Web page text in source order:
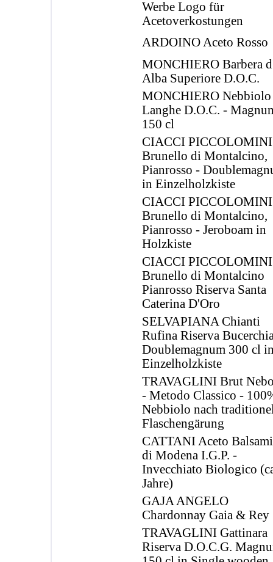
Werbe Logo für
Acetoverkostungen
ARDOINO Aceto Rosso
MONCHIERO Barbera
Alba Superiore D.O.C.
MONCHIERO Nebbiolo
Langhe D.O.C. -
150 cl
CIACCI PICCOLOMINI
Brunello di Montalcino,
Pianrosso -
in Einzelholzkiste
CIACCI PICCOLOMINI
Brunello di Montalcino,
Pianrosso - Jeroboam in
Holzkiste
CIACCI PICCOLOMINI
Brunello di Montalcino
Pianrosso Riserva Santa
Caterina D'Oro
SELVAPIANA Chianti
Rufina Riserva
Doublemagnum 300 cl
Einzelholzkiste
TRAVAGLINI Brut
- Metodo Classico -
Nebbiolo nach
Flaschengärung
CATTANI Aceto
di Modena I.G.P. -
Invecchiato Biologico
Jahre)
GAJA ANGELO
Chardonnay Gaia & Rey
TRAVAGLINI Gattinara
Riserva D.O.C.G.